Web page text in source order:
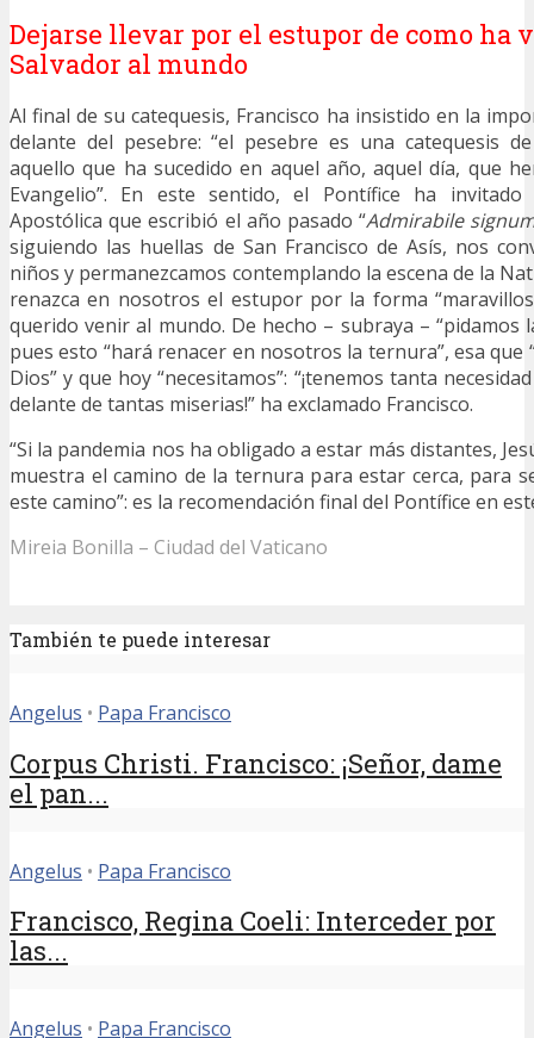
Dejarse llevar por el estupor de como ha
Salvador al mundo
Al final de su catequesis, Francisco ha insistido en la
delante del pesebre: “el pesebre es una catequesis
aquello que ha sucedido en aquel año, aquel día, que
Evangelio”. En este sentido, el Pontífice ha
Apostólica que escribió el año pasado “Admirabile
siguiendo las huellas de San Francisco de Asís, nos
niños y permanezcamos contemplando la escena de la
renazca en nosotros el estupor por la forma
querido venir al mundo. De hecho – subraya – “pidamos
pues esto “hará renacer en nosotros la ternura”, esa que
Dios” y que hoy “necesitamos”: “¡tenemos tanta
delante de tantas miserias!” ha exclamado Francisco.
“Si la pandemia nos ha obligado a estar más distantes,
muestra el camino de la ternura para estar cerca, para
este camino”: es la recomendación final del Pontífice en
Mireia Bonilla – Ciudad del Vaticano
También te puede interesar
Angelus • Papa Francisco
Corpus Christi. Francisco: ¡Señor, dame
el pan...
Angelus • Papa Francisco
Francisco, Regina Coeli: Interceder por
las...
Angelus • Papa Francisco